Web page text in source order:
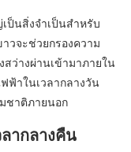
ป็นสิ่งจำเป็นสำหรับ
วจะช่วยกรองความ
ว่างผ่านเข้ามาภายใน
ฟ้าในเวลากลางวัน
ชาติภายนอก
ากลางคืน